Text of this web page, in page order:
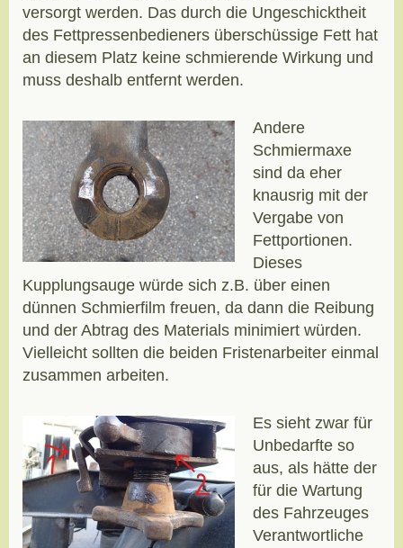
versorgt werden. Das durch die Ungeschicktheit
des Fettpressenbedieners überschüssige Fett hat
an diesem Platz keine schmierende Wirkung und
muss deshalb entfernt werden.
Andere
Schmiermaxe
sind da eher
knausrig mit der
Vergabe von
Fettportionen.
Dieses
Kupplungsauge würde sich z.B. über einen
dünnen Schmierfilm freuen, da dann die Reibung
und der Abtrag des Materials minimiert würden.
Vielleicht sollten die beiden Fristenarbeiter einmal
zusammen arbeiten.
Es sieht zwar für
Unbedarfte so
aus, als hätte der
für die Wartung
des Fahrzeuges
Verantwortliche